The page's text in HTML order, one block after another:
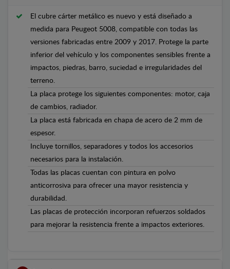
El cubre cárter metálico es nuevo y está diseñado a
medida para Peugeot 5008, compatible con todas las
versiones fabricadas entre 2009 y 2017. Protege la parte
inferior del vehículo y los componentes sensibles frente a
impactos, piedras, barro, suciedad e irregularidades del
terreno.
La placa protege los siguientes componentes: motor, caja
de cambios, radiador.
La placa está fabricada en chapa de acero de 2 mm de
espesor.
Incluye tornillos, separadores y todos los accesorios
necesarios para la instalación.
Todas las placas cuentan con pintura en polvo
anticorrosiva para ofrecer una mayor resistencia y
durabilidad.
Las placas de protección incorporan refuerzos soldados
para mejorar la resistencia frente a impactos exteriores.